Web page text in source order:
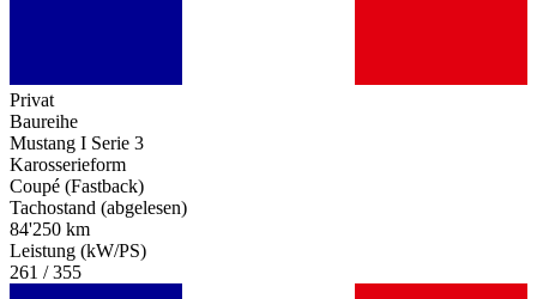
Privat
Baureihe
Mustang I Serie 3
Karosserieform
Coupé (Fastback)
Tachostand (abgelesen)
84'250 km
Leistung (kW/PS)
261 / 355